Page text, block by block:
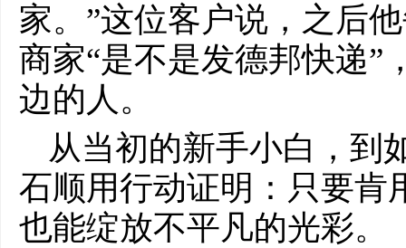
家。”这位客户说，之后
商家“是不是发德邦快递”
边的人。
从当初的新手小白，到
石顺用行动证明：只要肯
也能绽放不平凡的光彩。